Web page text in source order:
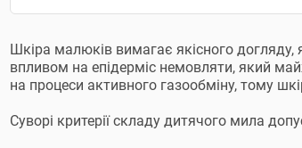
Шкіра малюків вимагає якісного догляду,
впливом на епідерміс немовляти, який
на процеси активного газообміну, тому
Суворі критерії складу дитячого мила